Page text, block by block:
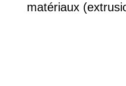
matériaux